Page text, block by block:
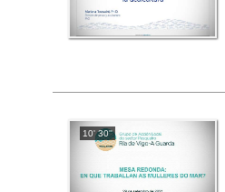
10' 30''